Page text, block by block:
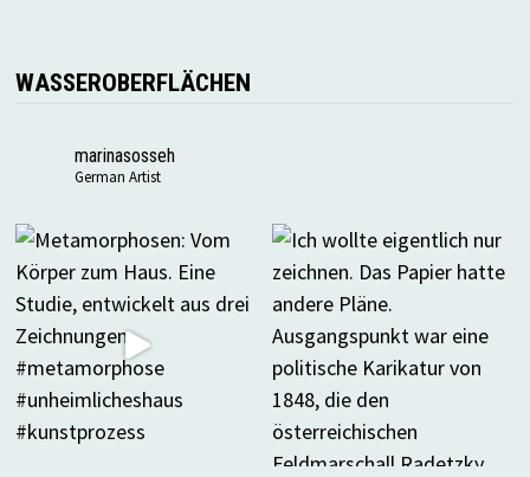
WASSEROBERFLÄCHEN
marinasosseh
German Artist